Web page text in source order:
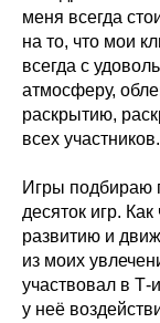
меня всегда
на то, что мои
всегда с
атмосферу,
раскрытию,
всех участников.
Игры подбираю
десяток игр.
развитию и
из моих
участвовал в Т-
у неё